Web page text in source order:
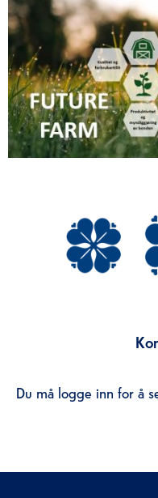
Du må logge inn for å